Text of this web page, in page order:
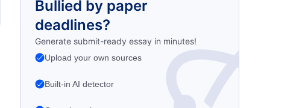
Bullied by paper
deadlines?
Generate submit-ready essay in minutes!
Upload your own sources
Built-in AI detector